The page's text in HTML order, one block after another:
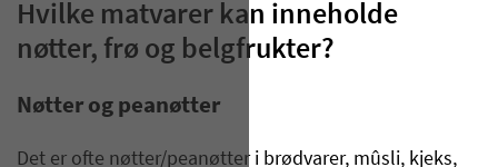
Hvilke matvarer kan inneholde
nøtter, frø og belgfrukter?
Nøtter og peanøtter
Det er ofte nøtter/peanøtter i brødvarer, mûsli, kjeks,